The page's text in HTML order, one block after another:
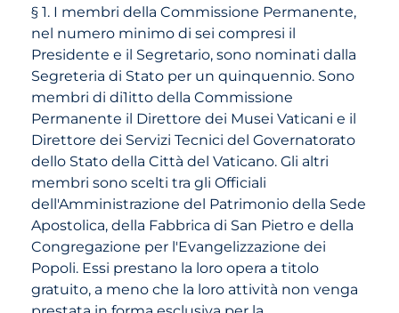
§ 1. I membri della Commissione Permanente,
nel numero minimo di sei compresi il
Presidente e il Segretario, sono nominati dalla
Segreteria di Stato per un quinquennio. Sono
membri di di1itto della Commissione
Permanente il Direttore dei Musei Vaticani e il
Direttore dei Servizi Tecnici del Governatorato
dello Stato della Città del Vaticano. Gli altri
membri sono scelti tra gli Officiali
dell'Amministrazione del Patrimonio della Sede
Apostolica, della Fabbrica di San Pietro e della
Congregazione per l'Evangelizzazione dei
Popoli. Essi prestano la loro opera a titolo
gratuito, a meno che la loro attività non venga